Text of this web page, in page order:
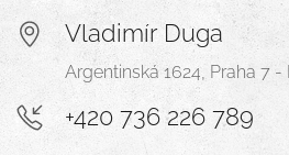
Vladimír Duga
Argentinská 1624, Praha 7
+420 736 226 789